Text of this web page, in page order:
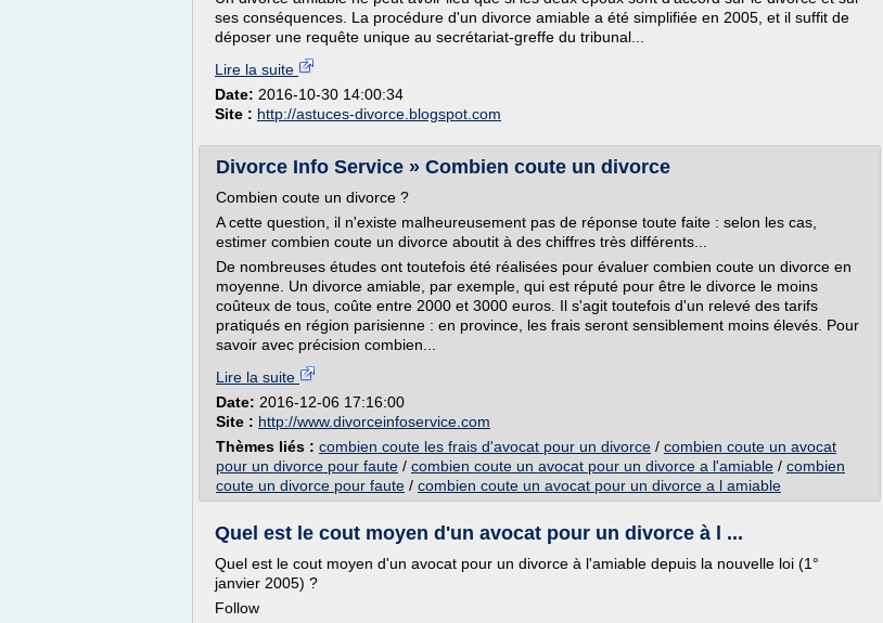
ses conséquences. La procédure d'un divorce amiable a été simplifiée en 2005, et il suffit de
déposer une requête unique au secrétariat-greffe du tribunal...
Lire la suite
Date: 2016-10-30 14:00:34
Site : http://astuces-divorce.blogspot.com
Divorce Info Service » Combien coute un divorce
Combien coute un divorce ?
A cette question, il n'existe malheureusement pas de réponse toute faite : selon les cas,
estimer combien coute un divorce aboutit à des chiffres très différents...
De nombreuses études ont toutefois été réalisées pour évaluer combien coute un divorce en
moyenne. Un divorce amiable, par exemple, qui est réputé pour être le divorce le moins
coûteux de tous, coûte entre 2000 et 3000 euros. Il s'agit toutefois d'un relevé des tarifs
pratiqués en région parisienne : en province, les frais seront sensiblement moins élevés. Pour
savoir avec précision combien...
Lire la suite
Date: 2016-12-06 17:16:00
Site : http://www.divorceinfoservice.com
Thèmes liés : combien coute les frais d'avocat pour un divorce / combien coute un avocat
pour un divorce pour faute / combien coute un avocat pour un divorce a l'amiable / combien
coute un divorce pour faute / combien coute un avocat pour un divorce a l amiable
Quel est le cout moyen d'un avocat pour un divorce à l ...
Quel est le cout moyen d'un avocat pour un divorce à l'amiable depuis la nouvelle loi (1°
janvier 2005) ?
Follow